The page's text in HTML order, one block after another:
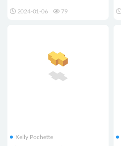
2024-01-06 79
Kelly Pochette